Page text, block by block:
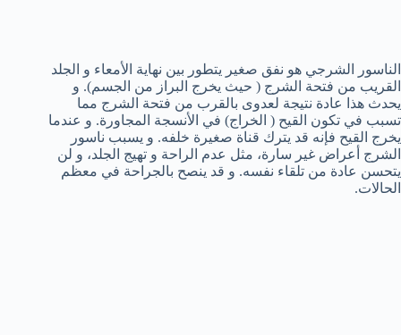
الناسور الشرجي هو نفق صغير يتطور بين نهاية الأمعاء و الجلد
القريب من فتحة الشرج ( حيث يخرج البراز من الجسم). و
يحدث هذا عادة نتيجة لعدوى بالقرب من فتحة الشرج مما
تسبب في تكون القيح ( الخراج) في الأنسجة المجاورة. و عندما
يخرج القيح فإنه قد يترك قناة صغيرة خلفه. و يسبب ناسور
الشرج أعراض غير سارة، مثل عدم الراحة و تهيج الجلد، و لن
يتحسن عادة من تلقاء نفسه. و قد ينصح بالجراحة في معظم
الحالات.